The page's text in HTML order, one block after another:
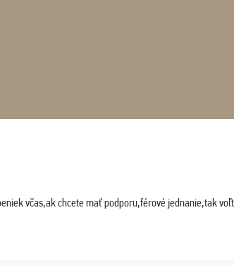
včas,ak chcete mať podporu,férové jednanie,tak